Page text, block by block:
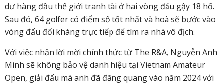
dư hàng đầu thế giới tranh tài ở hai vòng đấu gậy 18 hố.
Sau đó, 64 golfer có điểm số tốt nhất và hoà sẽ bước vào
vòng đấu đối kháng trực tiếp để tìm ra nhà vô địch.
Với việc nhận lời mời chính thức từ The R&A, Nguyễn Anh
Minh sẽ không bảo vệ danh hiệu tại Vietnam Amateur
Open, giải đấu mà anh đã đăng quang vào năm 2024 với